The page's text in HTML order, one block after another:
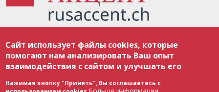
соответствии с законодательством Швейцарии об авторском праве и
международными соглашениями. Полное или частичное использование
материалов возможно только с разрешения редакции. В случае полного
или частичного воспроизведения материалов сайта rusaccent.ch,
ОБЯЗАТЕЛЬНА АКТИВНАЯ ГИПЕРССЫЛКА на конкретный заимствованный
текст. Фотоизображения, размещенные редакцией rusaccent.ch, являются
ее исключительной собственностью. Полное или частичное
Сайт использует файлы cookies, которые
помогают нам анализировать Ваш опыт
взаимодействия с сайтом и улучшать его
Нажимая кнопку "Принять", Вы соглашаетесь с